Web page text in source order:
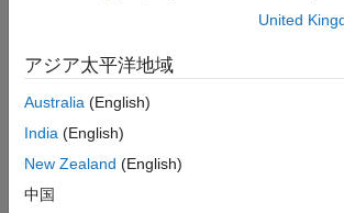
— Link change
Examples
expand all
United
アジア太平洋地域
Australia (English)
India (English)
New Zealand (English)
中国